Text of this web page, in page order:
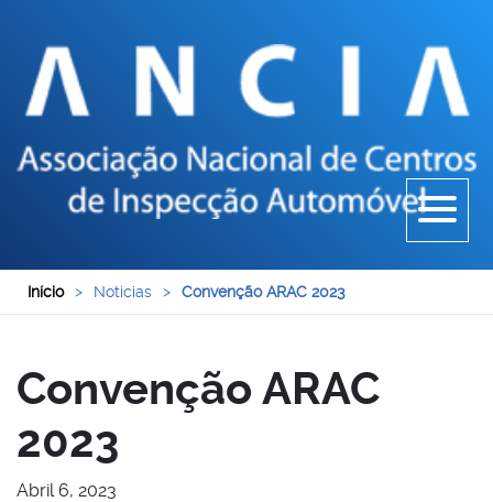
Início > Noticias > Convenção ARAC 2023
Convenção ARAC
2023
Abril 6, 2023